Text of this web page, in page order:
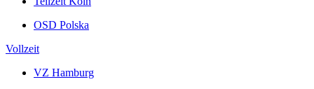
OSD Polska
Vollzeit
VZ Hamburg